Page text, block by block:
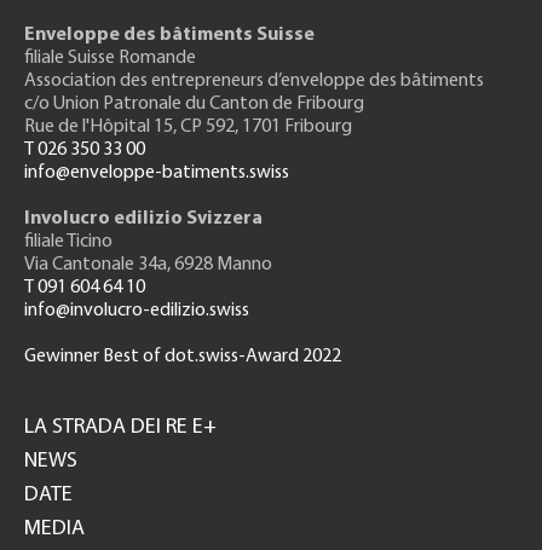
Enveloppe des bâtiments Suisse
filiale Suisse Romande
Association des entrepreneurs d’enveloppe des bâtiments
c/o Union Patronale du Canton de Fribourg
Rue de l'Hôpital 15, CP 592, 1701 Fribourg
T 026 350 33 00
info@enveloppe-batiments.swiss
Involucro edilizio Svizzera
filiale Ticino
Via Cantonale 34a, 6928 Manno
T 091 604 64 10
info@involucro-edilizio.swiss
Gewinner Best of dot.swiss-Award 2022
GH
LA STRADA DEI RE E+
NEWS
DATE
MEDIA